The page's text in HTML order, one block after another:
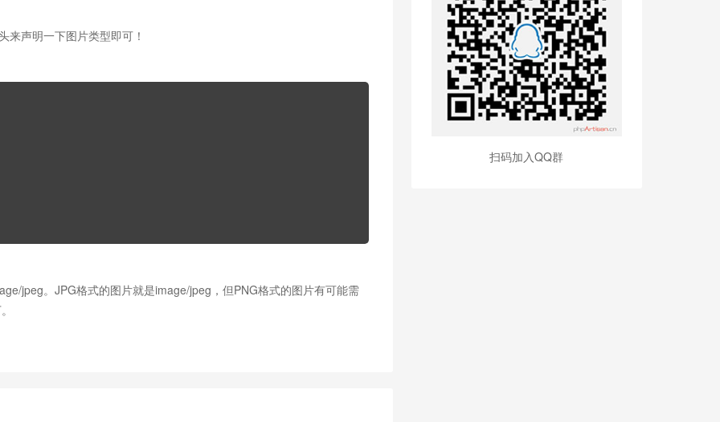
来声明一下图片类型即可！
jpeg。JPG格式的图片就是image/jpeg，但PNG格式的图片有可能需
扫码加入QQ群